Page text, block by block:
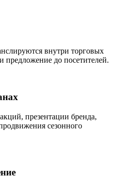
внутри торговых
предложение до посетителей.
презентации бренда,
сезонного